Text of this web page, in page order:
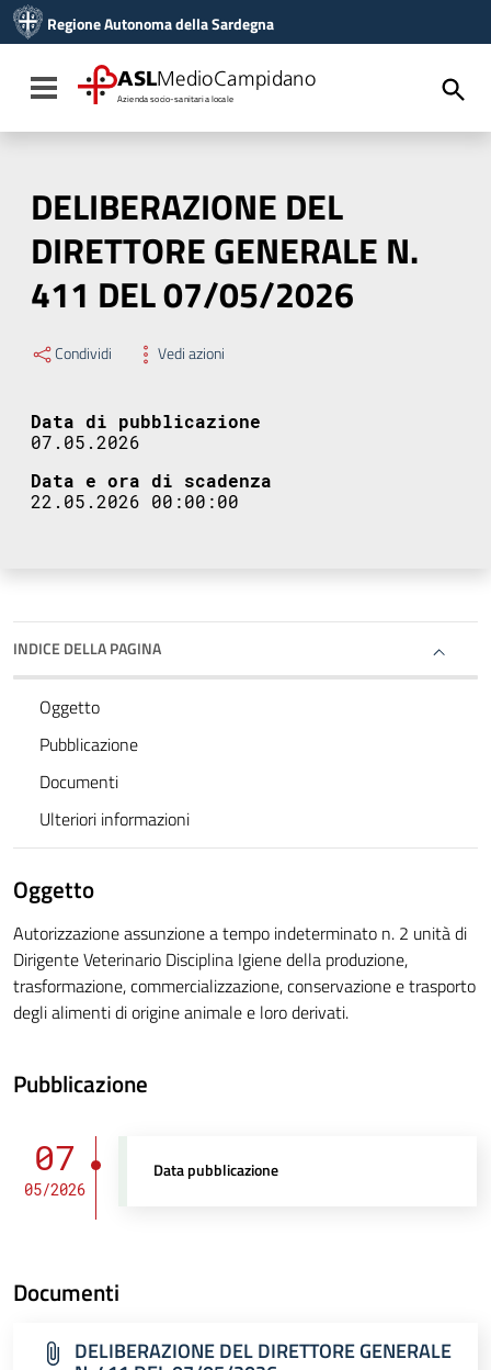
Vai al menu di navigazione
Vai al footer
Regione Autonoma della Sardegna
Toggle navigation
ASLMedioCampidano
Azienda socio-sanitaria locale
DELIBERAZIONE DEL
DIRETTORE GENERALE N.
411 DEL 07/05/2026
Condividi Vedi azioni
Data di pubblicazione
07.05.2026
Data e ora di scadenza
22.05.2026 00:00:00
INDICE DELLA PAGINA
Oggetto
Pubblicazione
Documenti
Ulteriori informazioni
Oggetto
Autorizzazione assunzione a tempo indeterminato n. 2 unità di
Dirigente Veterinario Disciplina Igiene della produzione,
trasformazione, commercializzazione, conservazione e trasporto
degli alimenti di origine animale e loro derivati.
Pubblicazione
07
05/2026
Data pubblicazione
Documenti
DELIBERAZIONE DEL DIRETTORE GENERALE